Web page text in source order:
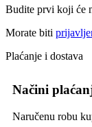
Budite prvi koji će
Morate biti
Plaćanje i dostava
Načini
Naručenu robu